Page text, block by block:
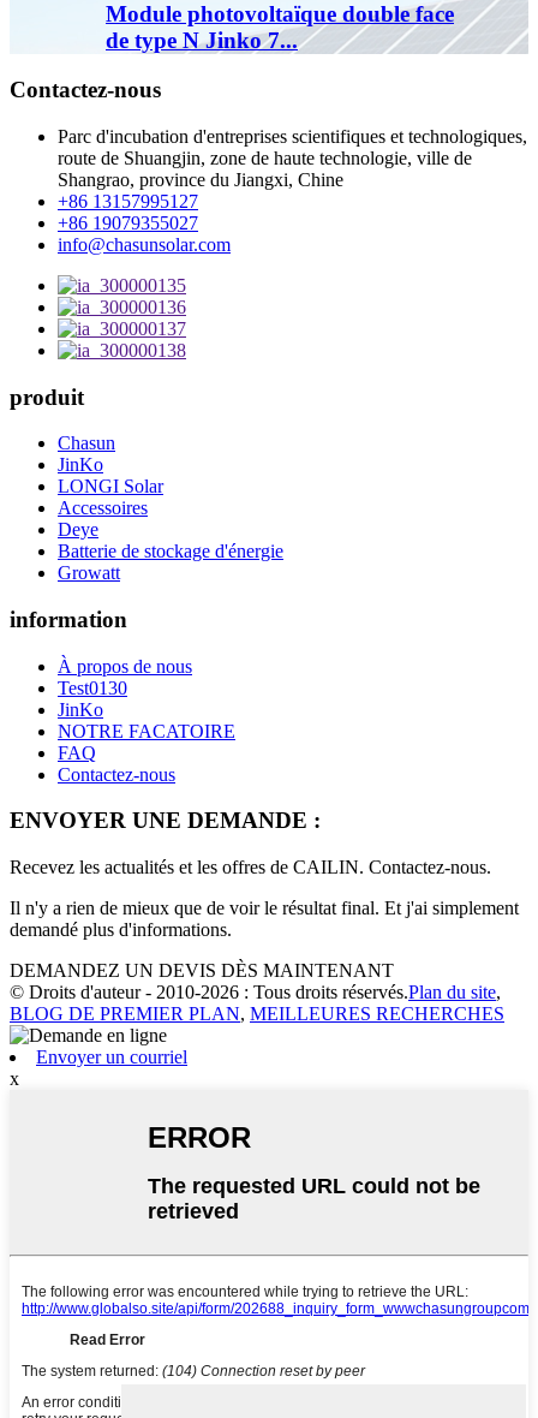
Module photovoltaïque double face
de type N Jinko 7...
Contactez-nous
Parc d'incubation d'entreprises scientifiques et technologiques,
route de Shuangjin, zone de haute technologie, ville de
Shangrao, province du Jiangxi, Chine
+86 13157995127
+86 19079355027
info@chasunsolar.com
produit
Chasun
JinKo
LONGI Solar
Accessoires
Deye
Batterie de stockage d'énergie
Growatt
information
À propos de nous
Test0130
JinKo
NOTRE FACATOIRE
FAQ
Contactez-nous
ENVOYER UNE DEMANDE :
Recevez les actualités et les offres de CAILIN. Contactez-nous.
Il n'y a rien de mieux que de voir le résultat final. Et j'ai simplement
demandé plus d'informations.
DEMANDEZ UN DEVIS DÈS MAINTENANT
© Droits d'auteur - 2010-2026 : Tous droits réservés.Plan du site,
BLOG DE PREMIER PLAN, MEILLEURES RECHERCHES
Envoyer un courriel
x